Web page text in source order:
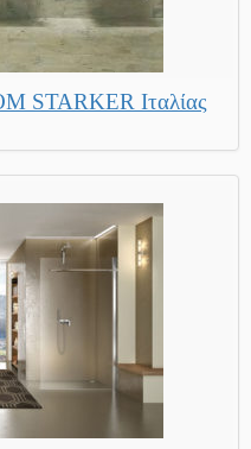
STARKER Ιταλίας